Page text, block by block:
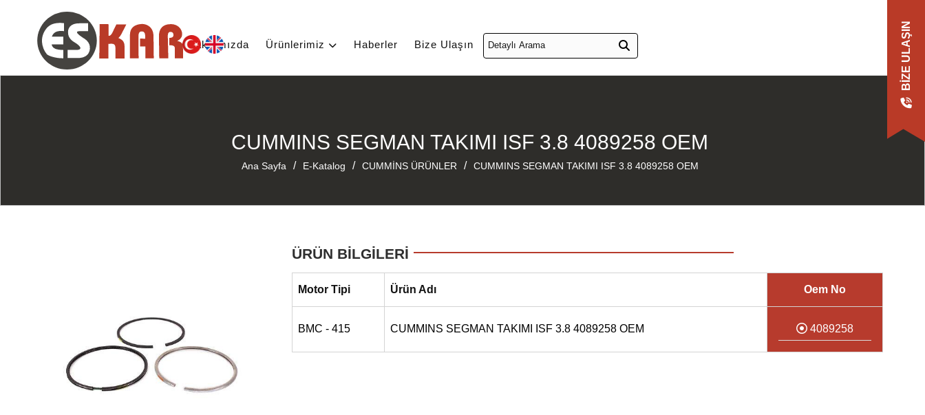
Hakkımızda Ürünlerimiz Haberler Bize Ulaşın BIZE ULAŞIN
CUMMINS SEGMAN TAKIMI ISF 3.8 4089258 OEM
Ana Sayfa / E-Katalog / CUMMİNS ÜRÜNLER / CUMMINS SEGMAN TAKIMI ISF 3.8 4089258 OEM
ÜRÜN BİLGİLERİ
Motor Tipi Ürün Adı Oem No
BMC - 415 CUMMINS SEGMAN TAKIMI ISF 3.8 4089258 OEM 4089258